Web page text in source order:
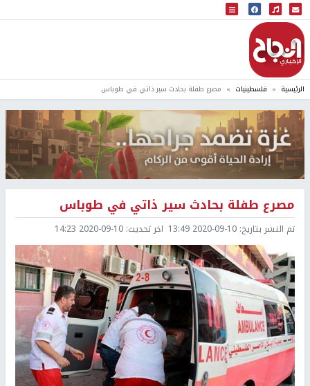
البث المباشر
إذاعة النجاح
الرئيسية فلسطينيات مصرع طفلة بحادث سير ذاتي في طوباس
مصرع طفلة بحادث سير ذاتي في طوباس
تم النشر بتاريخ: 2020-09-10 13:49 اخر تحديث: 2020-09-10 14:23